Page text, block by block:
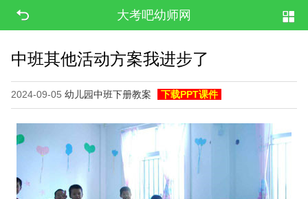
大考吧幼师网
中班其他活动方案我进步了
2024-09-05 幼儿园中班下册教案 下载PPT课件